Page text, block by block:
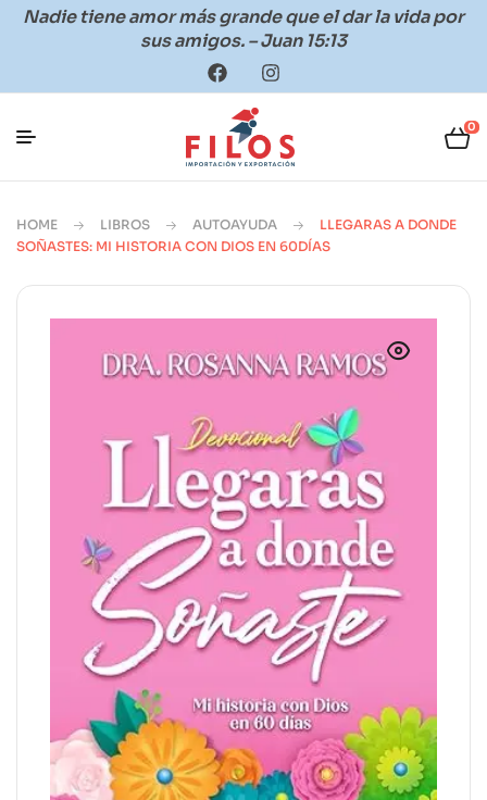
Nadie tiene amor más grande que el dar la vida por
sus amigos. – Juan 15:13
0
HOME LIBROS AUTOAYUDA
LLEGARAS A DONDE
SOÑASTES: MI HISTORIA CON DIOS EN 60DÍAS